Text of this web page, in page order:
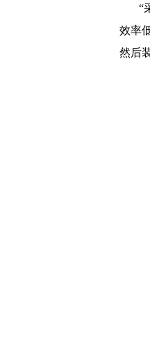
“
效率
然后